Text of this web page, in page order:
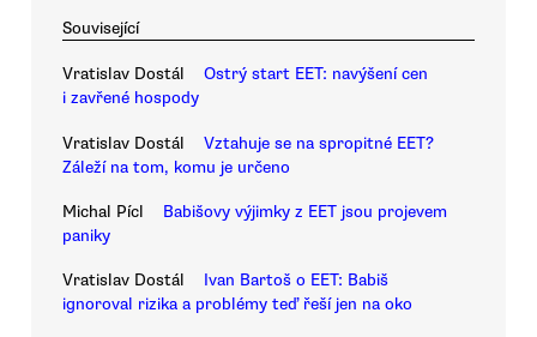
Související
Vratislav Dostál
Ostrý start EET: navýšení cen
i zavřené hospody
Vratislav Dostál
Vztahuje se na spropitné EET?
Záleží na tom, komu je určeno
Michal Pícl
Babišovy výjimky z EET jsou projevem
paniky
Vratislav Dostál
Ivan Bartoš o EET: Babiš
ignoroval rizika a problémy teď řeší jen na oko